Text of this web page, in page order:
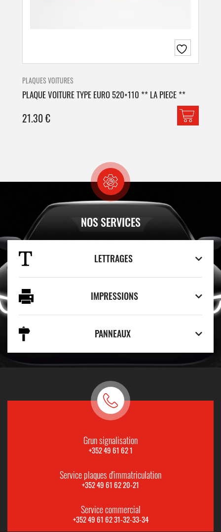
PLAQUES VOITURES
PLAQUE VOITURE TYPE EURO 520×110 ** LA PIECE **
21.30€
NOS SERVICES
LETTRAGES
IMPRESSIONS
PANNEAUX
Grun signalisation
+352 49 61 62 1
Service plaques d'immatriculation
+352 49 61 62 20-21
Service commercial
+352 49 61 62 31-32-33-34